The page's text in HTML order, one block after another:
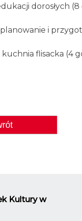
dorosłych (8
i
flisacka (4
Kultury w